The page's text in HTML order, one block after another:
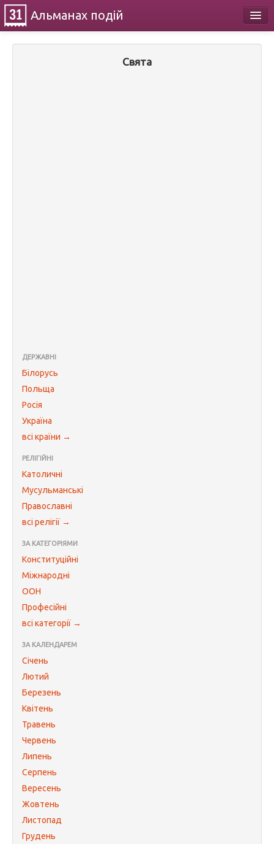
Альманах подій
Свята
ДЕРЖАВНІ
Білорусь
Польща
Росія
Україна
всі країни →
РЕЛІГІЙНІ
Католичні
Мусульманські
Православні
всі релігії →
ЗА КАТЕГОРІЯМИ
Конституційні
Міжнародні
ООН
Професійні
всі категорії →
ЗА КАЛЕНДАРЕМ
Січень
Лютий
Березень
Квітень
Травень
Червень
Липень
Серпень
Вересень
Жовтень
Листопад
Грудень